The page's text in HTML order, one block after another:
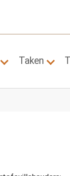
Submenu for
Taken